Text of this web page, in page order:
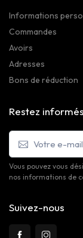
Informations
Commandes
Avoirs
Adresses
Bons de réduction
Restez informés
Vous pouvez vous
nos informations de
Suivez-nous